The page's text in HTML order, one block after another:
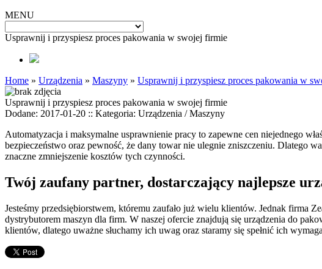
MENU
Usprawnij i przyspiesz proces pakowania w swojej firmie
Home » Urządzenia » Maszyny » Usprawnij i przyspiesz proces pakowania w
Usprawnij i przyspiesz proces pakowania w swojej firmie
Dodane: 2017-01-20 :: Kategoria: Urządzenia / Maszyny
Automatyzacja i maksymalne usprawnienie pracy to zapewne cen niejednego
bezpieczeństwo oraz pewność, że dany towar nie ulegnie zniszczeniu. Dlatego
znaczne zmniejszenie kosztów tych czynności.
Twój zaufany partner, dostarczający najlepsze
Jesteśmy przedsiębiorstwem, któremu zaufało już wielu klientów. Jednak firma
dystrybutorem maszyn dla firm. W naszej ofercie znajdują się urządzenia do
klientów, dlatego uważne słuchamy ich uwag oraz staramy się spełnić ich